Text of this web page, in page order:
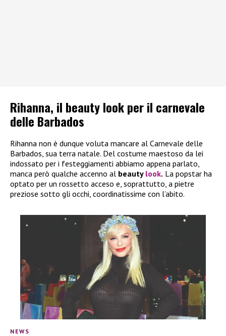
Rihanna, il beauty look per il carnevale
delle Barbados
Rihanna non è dunque voluta mancare al Carnevale delle
Barbados, sua terra natale. Del costume maestoso da lei
indossato per i festeggiamenti abbiamo appena parlato,
manca però qualche accenno al beauty look. La popstar ha
optato per un rossetto acceso e, soprattutto, a pietre
preziose sotto gli occhi, coordinatissime con l’abito.
NEWS